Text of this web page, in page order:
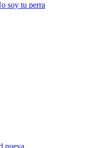
soy tu perra
nueva